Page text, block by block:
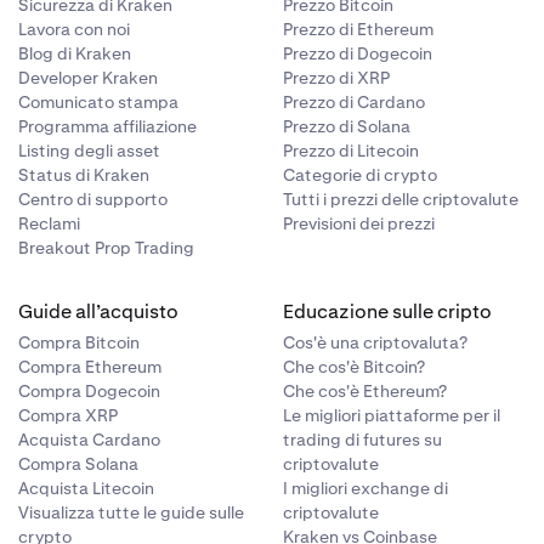
il cursore
200
in
questo
simile per
in
dal
le
un tasso
essere
Suo wallet
pagamenti.
Sicurezza di Kraken
Lavora con noi
Blog di Kraken
Developer Kraken
Comunicato stampa
Programma affiliazione
Listing degli asset
Status di Kraken
Centro di supporto
Reclami
Breakout Prop Trading
Prezzo Bitcoin
Prezzo di Ethereum
Prezzo di Dogecoin
Prezzo di XRP
Prezzo di Cardano
Prezzo di Solana
Prezzo di Litecoin
Categorie di crypto
Tutti i prezzi delle criptovalute
Previsioni dei prezzi
Guide all’acquisto
Compra Bitcoin
Compra Ethereum
Compra Dogecoin
Compra XRP
Acquista Cardano
Compra Solana
Acquista Litecoin
Visualizza tutte le guide sulle
crypto
Educazione sulle cripto
Cos'è una criptovaluta?
Che cos'è Bitcoin?
Che cos'è Ethereum?
Le migliori piattaforme per il
trading di futures su
criptovalute
I migliori exchange di
criptovalute
Kraken vs Coinbase